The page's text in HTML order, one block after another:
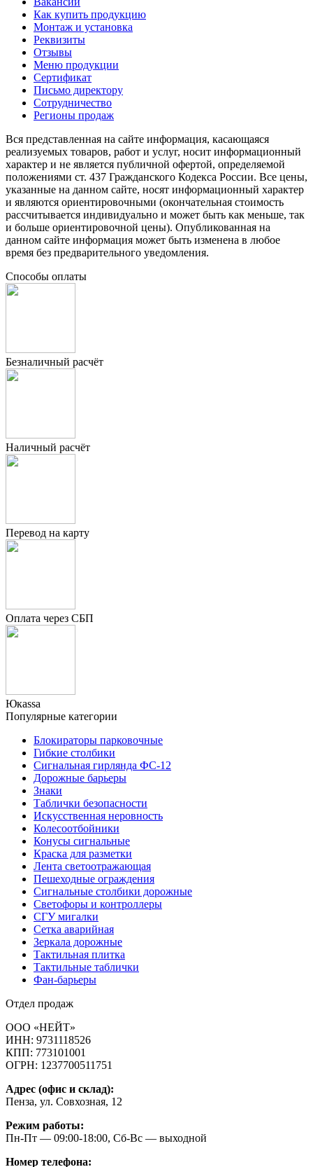
Как купить продукцию
Монтаж и установка
Реквизиты
Отзывы
Меню продукции
Сертификат
Письмо директору
Сотрудничество
Регионы продаж
Вся представленная на сайте информация, касающаяся
реализуемых товаров, работ и услуг, носит информационный
характер и не является публичной офертой, определяемой
положениями ст. 437 Гражданского Кодекса России. Все цены,
указанные на данном сайте, носят информационный характер
и являются ориентировочными (окончательная стоимость
рассчитывается индивидуально и может быть как меньше, так
и больше ориентировочной цены). Опубликованная на
данном сайте информация может быть изменена в любое
время без предварительного уведомления.
Способы оплаты
Безналичный расчёт
Наличный расчёт
Перевод на карту
Оплата через СБП
Юкаssа
Популярные категории
Блокираторы парковочные
Гибкие столбики
Сигнальная гирлянда ФС-12
Дорожные барьеры
Знаки
Таблички безопасности
Искусственная неровность
Колесоотбойники
Конусы сигнальные
Краска для разметки
Лента светоотражающая
Пешеходные ограждения
Сигнальные столбики дорожные
Светофоры и контроллеры
СГУ мигалки
Cетка аварийная
Зеркала дорожные
Тактильная плитка
Тактильные таблички
Фан-барьеры
Отдел продаж
ООО «НЕЙТ»
ИНН: 9731118526
КПП: 773101001
ОГРН: 1237700511751
Адрес (офис и склад):
Пенза, ул. Совхозная, 12
Режим работы:
Пн-Пт — 09:00-18:00, Сб-Вс — выходной
Номер телефона: